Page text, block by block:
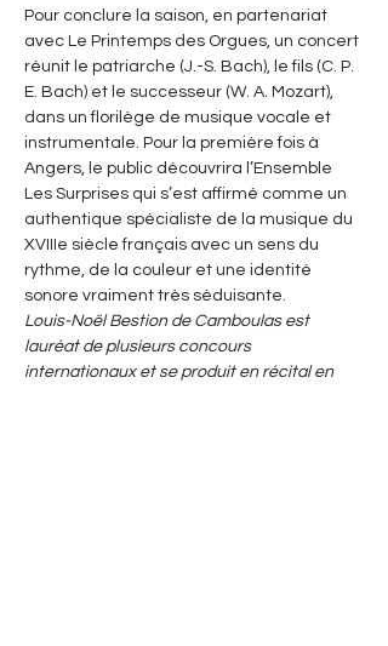
Pour conclure la saison, en partenariat
avec Le Printemps des Orgues, un concert
réunit le patriarche (J.-S. Bach), le fils (C. P.
E. Bach) et le successeur (W. A. Mozart),
dans un florilège de musique vocale et
instrumentale. Pour la première fois à
Angers, le public découvrira l’Ensemble
Les Surprises qui s’est affirmé comme un
authentique spécialiste de la musique du
XVIIIe siècle français avec un sens du
rythme, de la couleur et une identité
sonore vraiment très séduisante.
Louis-Noël Bestion de Camboulas est
lauréat de plusieurs concours
internationaux et se produit en récital en